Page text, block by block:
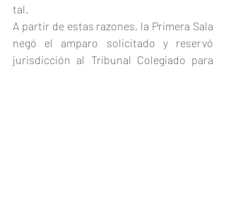
tal.
A partir de estas razones, la Primera Sala
negó el amparo solicitado y reservó
jurisdicción al Tribunal Colegiado para